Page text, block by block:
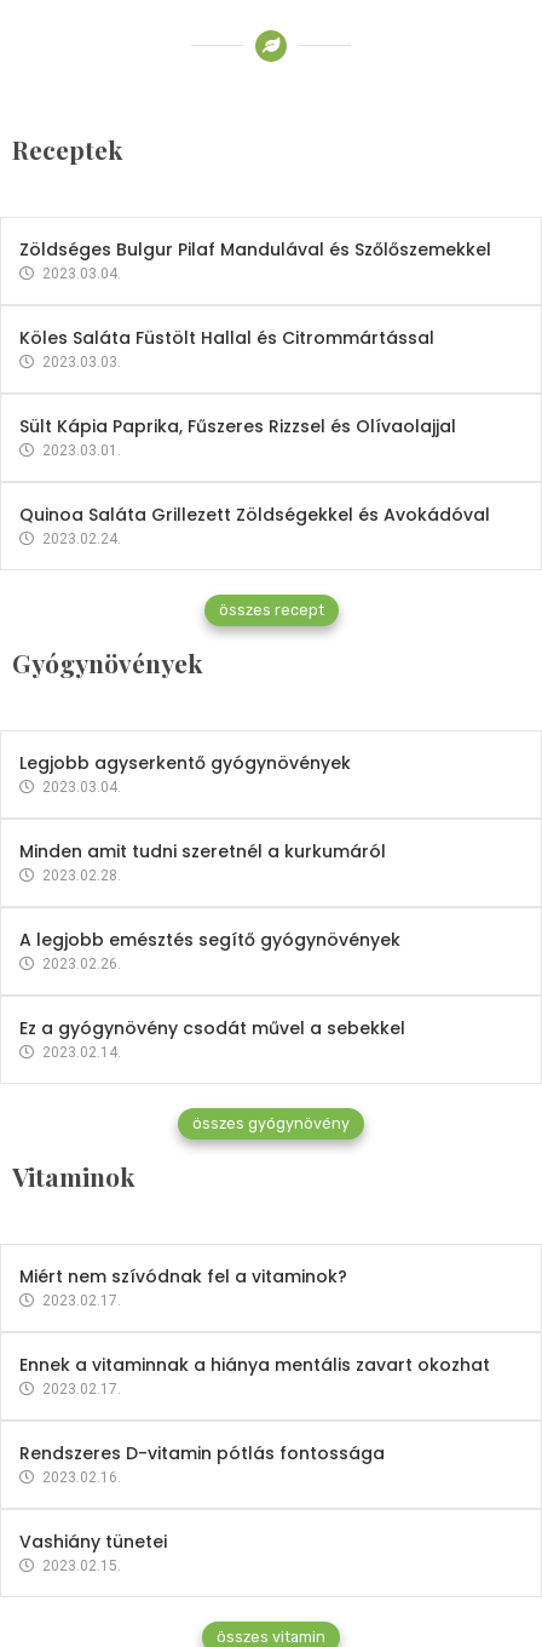
Receptek
2023.03.06.
Zöldséges Bulgur Pilaf Mandulával és Szőlőszemekkel
2023.03.04.
Köles Saláta Füstölt Hallal és Citrommártással
2023.03.03.
Sült Kápia Paprika, Fűszeres Rizzsel és Olívaolajjal
2023.03.01.
Quinoa Saláta Grillezett Zöldségekkel és Avokádóval
2023.02.24.
összes recept
Gyógynövények
Gyógynövények
Mindent a petrezselyemről
2023.12.21.
Legjobb agyserkentő gyógynövények
2023.03.04.
Minden amit tudni szeretnél a kurkumáról
2023.02.28.
A legjobb emésztés segítő gyógynövények
2023.02.26.
Ez a gyógynövény csodát művel a sebekkel
2023.02.14.
összes gyógynövény
Vitaminok
Vitaminok
Mindent a B-12 vitaminról
2023.02.27.
Miért nem szívódnak fel a vitaminok?
2023.02.17.
Ennek a vitaminnak a hiánya mentális zavart okozhat
2023.02.17.
Rendszeres D-vitamin pótlás fontossága
2023.02.16.
Vashiány tünetei
2023.02.15.
összes vitamin